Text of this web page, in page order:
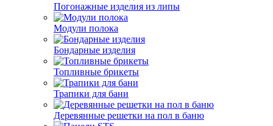
Погонажные изделия из липы
Модули полока
Бондарные изделия
Топливные брикеты
Трапики для бани
Деревянные решетки на пол в баню